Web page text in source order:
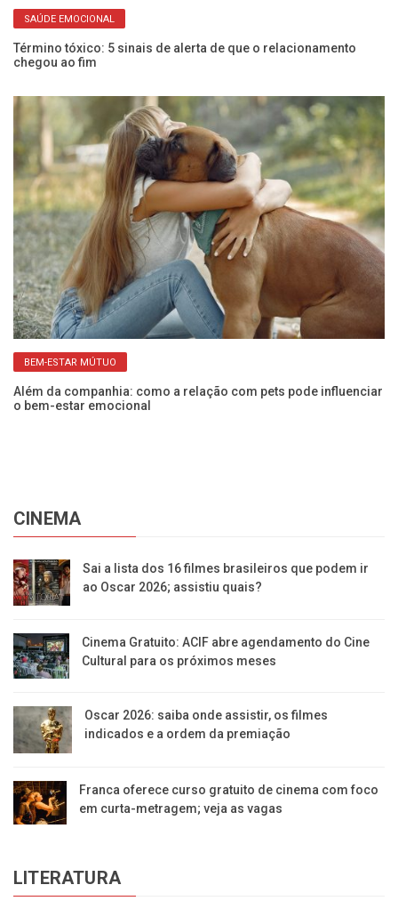
SAÚDE EMOCIONAL
Término tóxico: 5 sinais de alerta de que o relacionamento
chegou ao fim
BEM-ESTAR MÚTUO
Além da companhia: como a relação com pets pode influenciar
o bem-estar emocional
CINEMA
Sai a lista dos 16 filmes brasileiros que podem ir
ao Oscar 2026; assistiu quais?
Cinema Gratuito: ACIF abre agendamento do Cine
Cultural para os próximos meses
Oscar 2026: saiba onde assistir, os filmes
indicados e a ordem da premiação
Franca oferece curso gratuito de cinema com foco
em curta-metragem; veja as vagas
LITERATURA